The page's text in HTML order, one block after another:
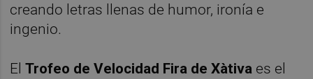
creando letras llenas de humor, ironía e
ingenio.
ElTrofeo de Velocidad Fira de Xàtiva es el